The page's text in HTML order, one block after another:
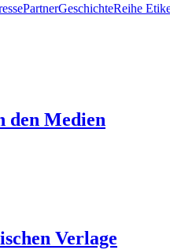
PartnerGeschichteReihe
den Medien
Verlage